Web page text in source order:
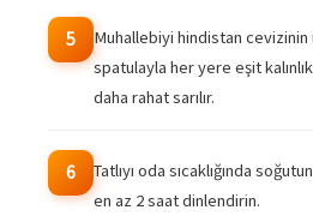
5
Muhallebiyi hindistan
spatulayla her yere eşit
daha rahat sarılır.
6
Tatlıyı oda sıcaklığında
en az 2 saat dinlendirin.